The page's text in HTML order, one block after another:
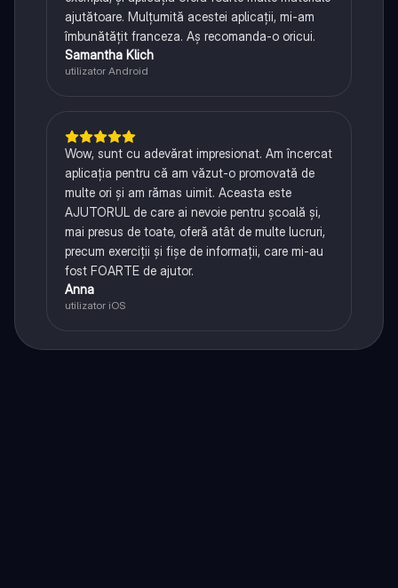
ajutătoare. Mulțumită acestei aplicații, mi-am
îmbunătățit franceza. Aș recomanda-o oricui.
Samantha Klich
utilizator Android
Wow, sunt cu adevărat impresionat. Am încercat
aplicația pentru că am văzut-o promovată de
multe ori și am rămas uimit. Aceasta este
AJUTORUL de care ai nevoie pentru școală și,
mai presus de toate, oferă atât de multe lucruri,
precum exerciții și fișe de informații, care mi-au
fost FOARTE de ajutor.
Anna
utilizator iOS